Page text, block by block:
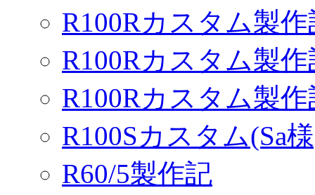
R100Rカスタム製作
R100Rカスタム製作
R100Rカスタム製
R100Sカスタム(Sa
R60/5製作記